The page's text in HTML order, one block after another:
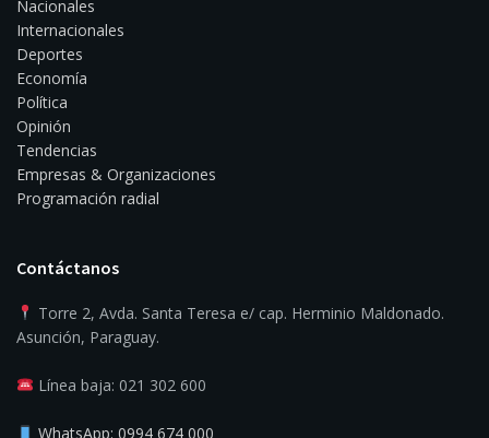
Nacionales
Internacionales
Deportes
Economía
Política
Opinión
Tendencias
Empresas & Organizaciones
Programación radial
Contáctanos
Torre 2, Avda. Santa Teresa e/ cap. Herminio Maldonado.
Asunción, Paraguay.
Línea baja: 021 302 600
WhatsApp: 0994 674 000